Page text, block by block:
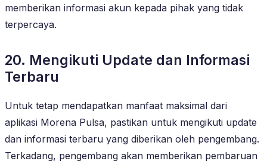
memberikan informasi akun kepada pihak yang tidak
terpercaya.
20. Mengikuti Update dan Informasi
Terbaru
Untuk tetap mendapatkan manfaat maksimal dari
aplikasi Morena Pulsa, pastikan untuk mengikuti update
dan informasi terbaru yang diberikan oleh pengembang.
Terkadang, pengembang akan memberikan pembaruan